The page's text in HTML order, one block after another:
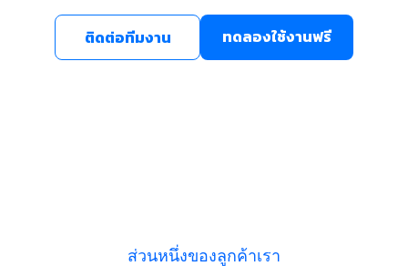
ติดต่อทีมงาน ทดลองใช้งานฟรี
ส่วนหนึ่งของลูกค้าเรา